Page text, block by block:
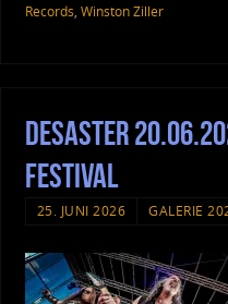
Records, Winston Ziller
Desaster
Festival
25. JUNI 2026 GALERIE